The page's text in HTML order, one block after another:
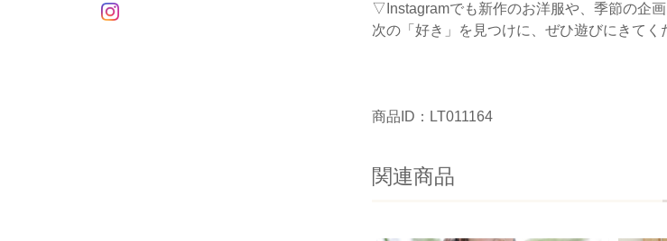
▽Instagramでも新作のお洋服や、季節の企画
次の「好き」を見つけに、ぜひ遊びにきてく
商品ID：LT011164
関連商品